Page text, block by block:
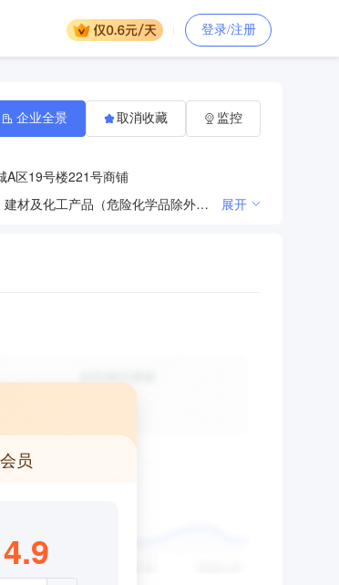
登录/注册
A区19号楼221号商铺
电采暖、加热设备的销售、安装施工及维修；农产品、畜产品、水产品,针纺织品、服装,文化体育用品及器材,矿产品、建材及化工产品（危险化学品除外）,机械设备、五金（管制器具除外）,厨具卫具、日用百货,电气设备,消防器材、电子产品（二手手机、翻新机除外）、监控设备、环卫环保设备、特种机械设备、工程机械设备、车辆的批发和零售广告业加油站建设施工及装修,加油站、油库设备的销售安装及改造、维修。（依法须经批准的项目，经相关部门批准后方可开展经营活动） 展开
企业全景 取消收藏 监控
员